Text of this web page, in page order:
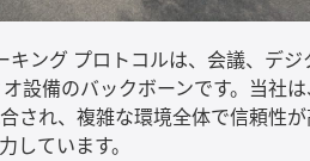
キング プロトコルは、会議、デジ
設備のバックボーンです。当社は
され、複雑な環境全体で信頼性が
しています。